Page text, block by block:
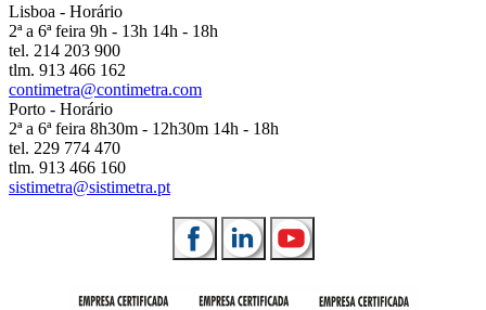
Lisboa - Horário
2ª a 6ª feira 9h - 13h 14h - 18h
tel. 214 203 900
tlm. 913 466 162
contimetra@contimetra.com
Porto - Horário
2ª a 6ª feira 8h30m - 12h30m 14h - 18h
tel. 229 774 470
tlm. 913 466 160
sistimetra@sistimetra.pt